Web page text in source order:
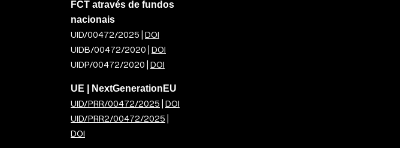
FCT através de fundos
nacionais
UID/00472/2025 | DOI
UIDB/00472/2020 | DOI
UIDP/00472/2020 | DOI
UE | NextGenerationEU
UID/PRR/00472/2025 | DOI
UID/PRR2/00472/2025 |
DOI